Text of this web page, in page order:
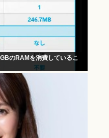
のRAMを消費しているこ